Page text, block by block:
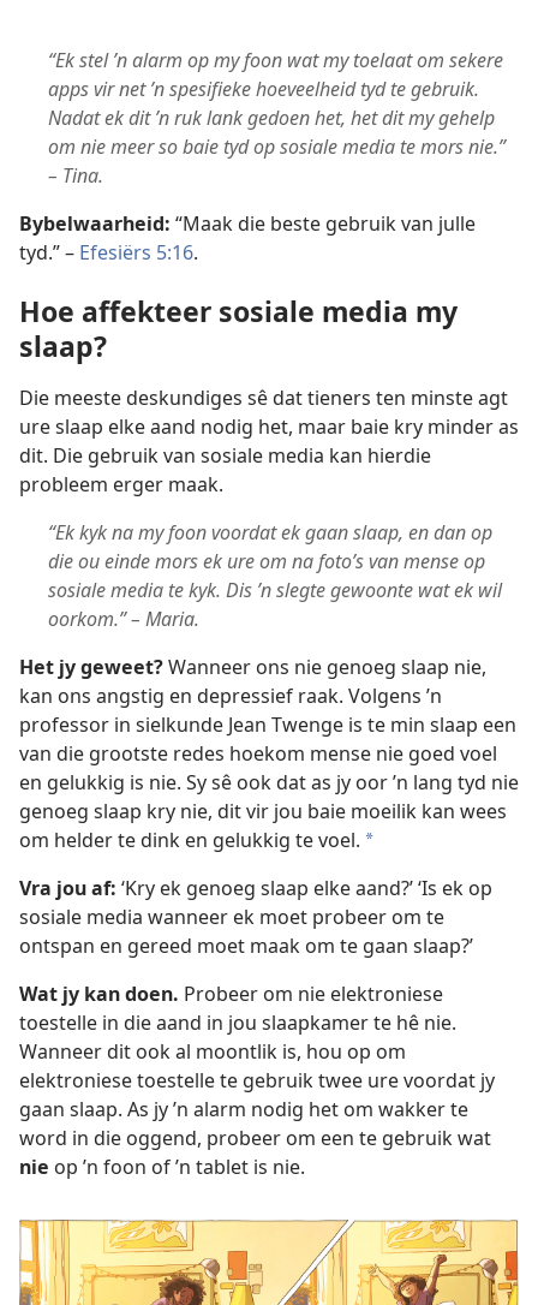
“Ek stel ’n alarm op my foon wat my toelaat om sekere
apps vir net ’n spesifieke hoeveelheid tyd te gebruik.
Nadat ek dit ’n ruk lank gedoen het, het dit my gehelp
om nie meer so baie tyd op sosiale media te mors nie.”
– Tina.
Bybelwaarheid: “Maak die beste gebruik van julle
tyd.” – Efesiërs 5:16.
Hoe affekteer sosiale media my
slaap?
Die meeste deskundiges sê dat tieners ten minste agt
ure slaap elke aand nodig het, maar baie kry minder as
dit. Die gebruik van sosiale media kan hierdie
probleem erger maak.
“Ek kyk na my foon voordat ek gaan slaap, en dan op
die ou einde mors ek ure om na foto’s van mense op
sosiale media te kyk. Dis ’n slegte gewoonte wat ek wil
oorkom.” – Maria.
Het jy geweet?Wanneer ons nie genoeg slaap nie,
kan ons angstig en depressief raak. Volgens ’n
professor in sielkunde Jean Twenge is te min slaap een
van die grootste redes hoekom mense nie goed voel
en gelukkig is nie. Sy sê ook dat as jy oor ’n lang tyd nie
genoeg slaap kry nie, dit vir jou baie moeilik kan wees
om helder te dink en gelukkig te voel. a
Vra jou af: ‘Kry ek genoeg slaap elke aand?’ ‘Is ek op
sosiale media wanneer ek moet probeer om te
ontspan en gereed moet maak om te gaan slaap?’
Wat jy kan doen. Probeer om nie elektroniese
toestelle in die aand in jou slaapkamer te hê nie.
Wanneer dit ook al moontlik is, hou op om
elektroniese toestelle te gebruik twee ure voordat jy
gaan slaap. As jy ’n alarm nodig het om wakker te
word in die oggend, probeer om een te gebruik wat
nie op ’n foon of ’n tablet is nie.